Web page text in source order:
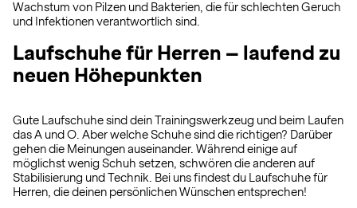
Wachstum von Pilzen und Bakterien, die für schlechten Geruch
und Infektionen verantwortlich sind.
Laufschuhe für Herren – laufend zu
neuen Höhepunkten
Gute Laufschuhe sind dein Trainingswerkzeug und beim Laufen
das A und O. Aber welche Schuhe sind die richtigen? Darüber
gehen die Meinungen auseinander. Während einige auf
möglichst wenig Schuh setzen, schwören die anderen auf
Stabilisierung und Technik. Bei uns findest du Laufschuhe für
Herren, die deinen persönlichen Wünschen entsprechen!